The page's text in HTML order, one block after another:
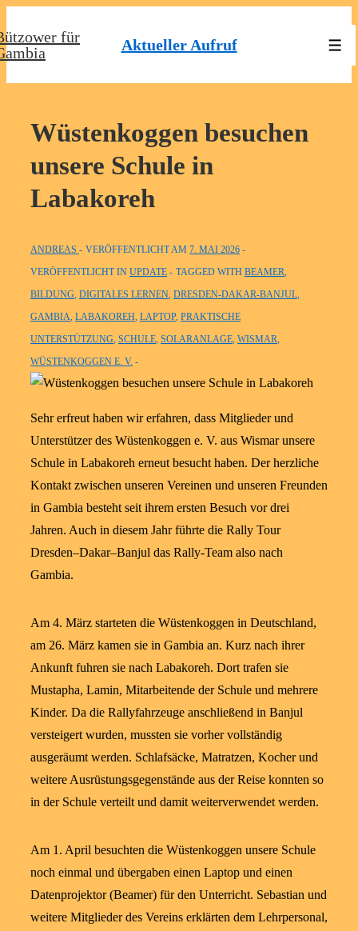
Zum
Inhalt
für
Aktueller Aufruf
Wüstenkoggen besuchen
unsere Schule in
Labakoreh
ANDREAS VERÖFFENTLICHT AM 7. MAI 2026
VERÖFFENTLICHT IN UPDATE TAGGED WITH BEAMER
BILDUNG DIGITALES LERNEN DRESDEN-DAKAR-BANJUL
GAMBIA LABAKOREH LAPTOP, PRAKTISCHE
UNTERSTÜTZUNG SCHULE SOLARANLAGE WISMAR
WÜSTENKOGGEN E. V.
Sehr erfreut haben wir erfahren, dass Mitglieder und
Unterstützer des Wüstenkoggen e. V. aus Wismar unsere
Schule in Labakoreh erneut besucht haben. Der herzliche
Kontakt zwischen unseren Vereinen und unseren Freunden
in Gambia besteht seit ihrem ersten Besuch vor drei
Jahren. Auch in diesem Jahr führte die Rally Tour
Dresden–Dakar–Banjul das Rally-Team also nach
Gambia.
Am 4. März starteten die Wüstenkoggen in Deutschland,
am 26. März kamen sie in Gambia an. Kurz nach ihrer
Ankunft fuhren sie nach Labakoreh. Dort trafen sie
Mustapha, Lamin, Mitarbeitende der Schule und mehrere
Kinder. Da die Rallyfahrzeuge anschließend in Banjul
versteigert wurden, mussten sie vorher vollständig
ausgeräumt werden. Schlafsäcke, Matratzen, Kocher und
weitere Ausrüstungsgegenstände aus der Reise konnten so
in der Schule verteilt und damit weiterverwendet werden.
Am 1. April besuchten die Wüstenkoggen unsere Schule
noch einmal und übergaben einen Laptop und einen
Datenprojektor (Beamer) für den Unterricht. Sebastian und
weitere Mitglieder des Vereins erklärten dem Lehrpersonal,